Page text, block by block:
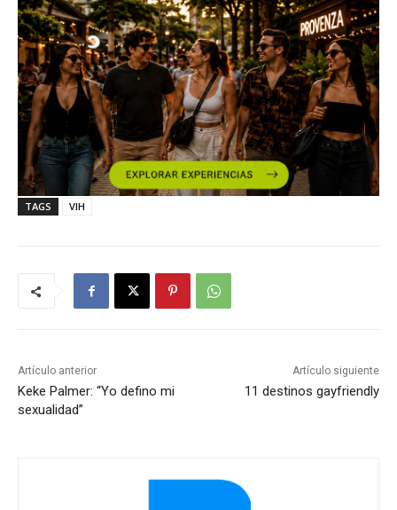
TAGS VIH
Artículo anterior
Keke Palmer: “Yo defino mi
sexualidad”
Artículo siguiente
11 destinos gayfriendly